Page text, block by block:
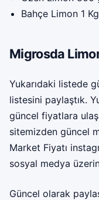
Bahçe Limon 1
Migrosda
Yukarıdaki listede
listesini paylaştık.
güncel fiyatlara
sitemizden güncel
Market Fiyatı
sosyal medya
Güncel olarak